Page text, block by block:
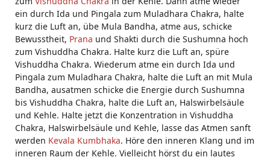
ein durch Ida und Pingala zum Muladhara Chakra, halte
kurz die Luft an, übe Mula Bandha, atme aus, schicke
Bewusstheit, Prana und Shakti durch die Sushumna hoch
zum Vishuddha Chakra. Halte kurz die Luft an, spüre
Vishuddha Chakra. Wiederum atme ein durch Ida und
Pingala zum Muladhara Chakra, halte die Luft an mit Mula
Bandha, ausatmen schicke die Energie durch Sushumna
bis Vishuddha Chakra, halte die Luft an, Halswirbelsäule
und Kehle. Halte jetzt die Konzentration in Vishuddha
Chakra, Halswirbelsäule und Kehle, lasse das Atmen sanft
werden Kevala Kumbhaka. Höre den inneren Klang und im
inneren Raum der Kehle. Vielleicht hörst du ein lautes